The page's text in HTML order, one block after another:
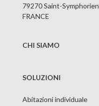
79270 Saint-Symphorien
FRANCE
CHI SIAMO
SOLUZIONI
Abitazioni individuale